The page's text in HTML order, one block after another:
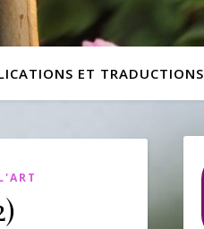
ET TRADUCTIONS